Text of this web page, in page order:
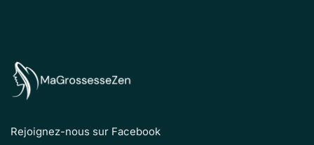
Rejoignez-nous sur Facebook